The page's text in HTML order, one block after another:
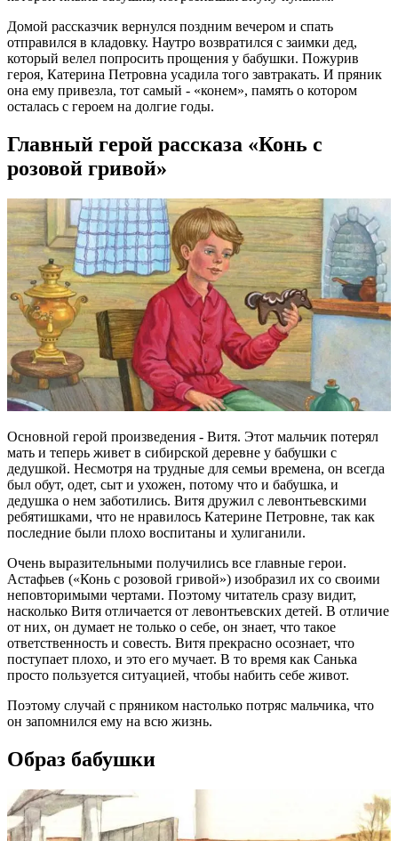
Домой рассказчик вернулся поздним вечером и спать
отправился в кладовку. Наутро возвратился с заимки дед,
который велел попросить прощения у бабушки. Пожурив
героя, Катерина Петровна усадила того завтракать. И пряник
она ему привезла, тот самый - «конем», память о котором
осталась с героем на долгие годы.
Главный герой рассказа «Конь с
розовой гривой»
Основной герой произведения - Витя. Этот мальчик потерял
мать и теперь живет в сибирской деревне у бабушки с
дедушкой. Несмотря на трудные для семьи времена, он всегда
был обут, одет, сыт и ухожен, потому что и бабушка, и
дедушка о нем заботились. Витя дружил с левонтьевскими
ребятишками, что не нравилось Катерине Петровне, так как
последние были плохо воспитаны и хулиганили.
Очень выразительными получились все главные герои.
Астафьев («Конь с розовой гривой») изобразил их со своими
неповторимыми чертами. Поэтому читатель сразу видит,
насколько Витя отличается от левонтьевских детей. В отличие
от них, он думает не только о себе, он знает, что такое
ответственность и совесть. Витя прекрасно осознает, что
поступает плохо, и это его мучает. В то время как Санька
просто пользуется ситуацией, чтобы набить себе живот.
Поэтому случай с пряником настолько потряс мальчика, что
он запомнился ему на всю жизнь.
Образ бабушки